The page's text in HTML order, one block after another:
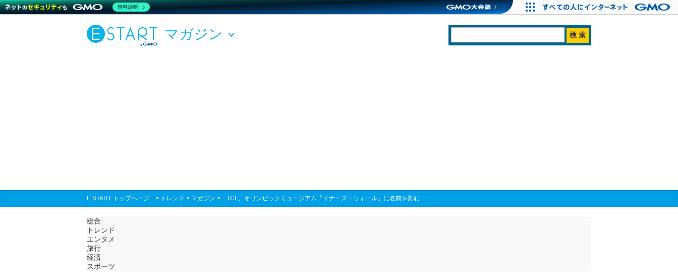
マガジン
E START トップページ > トレンド > マガジン > TCL、オリンピックミュージアム「ドナーズ・ウォール」に名前を刻む
総合
トレンド
エンタメ
旅行
経済
スポーツ
無料診断